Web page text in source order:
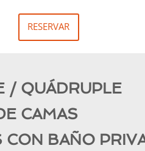
RESERVAR
/ QUÁDRUPLE
CAMAS
CON BAÑO